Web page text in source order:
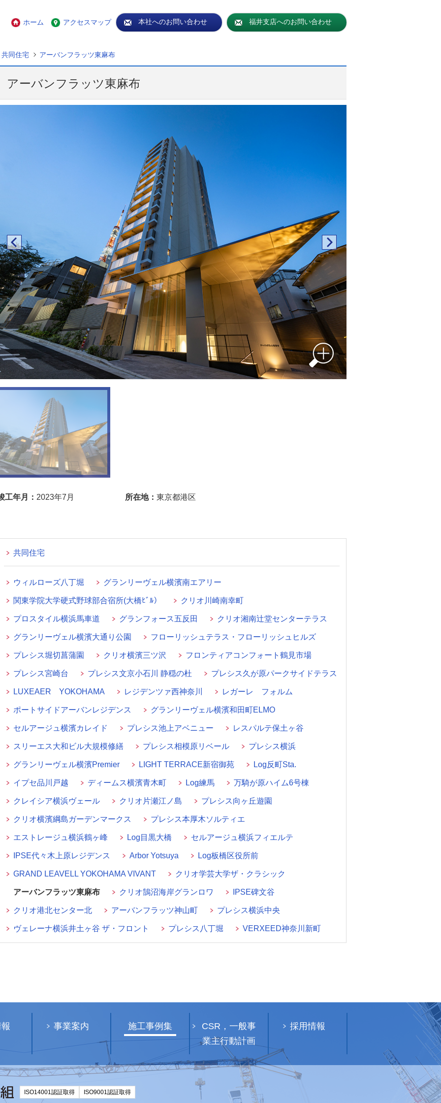
本社へのお問い合わせ 福井支店へのお問い合わせ
ホーム アクセスマップ
共同住宅 アーバンフラッツ東麻布
アーバンフラッツ東麻布
工年月： 2023年7月 所在地： 東京都港区
共同住宅
ウィルローズ八丁堀 グランリーヴェル横濱南エアリー
関東学院大学硬式野球部合宿所(大橋ﾋﾞﾙ） クリオ川崎南幸町
プロスタイル横浜馬車道 グランフォース五反田 クリオ湘南辻堂センターテラス
グランリーヴェル横濱大通り公園 フローリッシュテラス・フローリッシュヒルズ
プレシス堀切菖蒲園 クリオ横濱三ツ沢 フロンティアコンフォート鶴見市場
プレシス宮崎台 プレシス文京小石川 静穏の杜 プレシス久が原パークサイドテラス
LUXEAER YOKOHAMA レジデンツァ西神奈川 レガーレ フォルム
ポートサイドアーバンレジデンス グランリーヴェル横濱和田町ELMO
セルアージュ横濱カレイド プレシス池上アベニュー レスパルテ保土ヶ谷
スリーエス大和ビル大規模修繕 プレシス相模原リベール プレシス横浜
グランリーヴェル横濱Premier LIGHT TERRACE新宿御苑 Log反町Sta.
イプセ品川戸越 ディームス横濱青木町 Log練馬 万騎が原ハイム6号棟
クレイシア横浜ヴェール クリオ片瀬江ノ島 プレシス向ヶ丘遊園
クリオ横濱綱島ガーデンマークス プレシス本厚木ソルティエ
エストレージュ横浜鶴ヶ峰 Log目黒大橋 セルアージュ横浜フィエルテ
IPSE代々木上原レジデンス Arbor Yotsuya Log板橋区役所前
GRAND LEAVELL YOKOHAMA VIVANT クリオ学芸大学ザ・クラシック
アーバンフラッツ東麻布 クリオ鵠沼海岸グランロワ IPSE碑文谷
クリオ港北センター北 アーバンフラッツ神山町 プレシス横浜中央
ヴェレーナ横浜井土ヶ谷 ザ・フロント プレシス八丁堀 VERXEED神奈川新町
事業案内 施工事例集
CSR，一般事
業主行動計画
採用情報
ISO14001認証取得 ISO9001認証取得